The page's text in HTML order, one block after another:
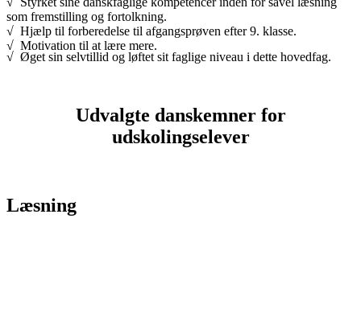
som fremstilling og fortolkning.
√ Hjælp til forberedelse til afgangsprøven efter 9. klasse.
√ Motivation til at lære mere.
√ Øget sin selvtillid og løftet sit faglige niveau i dette hovedfag.
Udvalgte danskemner for
udskolingselever
Læsning